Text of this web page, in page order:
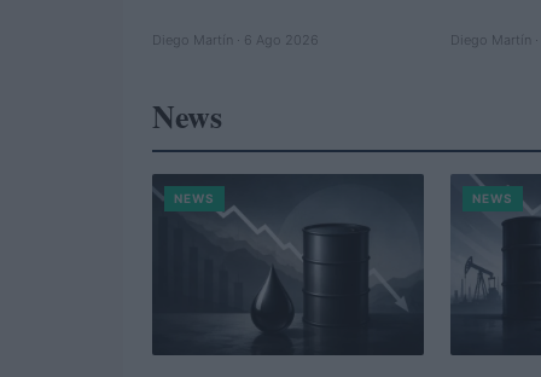
Diego Martín · 6 Ago 2026 Diego Martín
News
NEWS NEWS